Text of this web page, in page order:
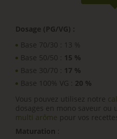
Dosage (PG/VG) :
Base 70/30 : 13 %
Base 50/50 :
15 %
Base 30/70 :
17 %
Base 100% VG : 20 %
Vous pouvez utilisez notre
dosages en mono saveur ou
multi arôme pour vos
Maturation